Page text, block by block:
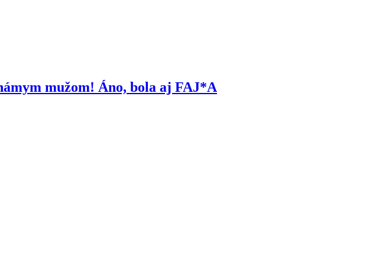
mužom! Áno, bola aj FAJ*A